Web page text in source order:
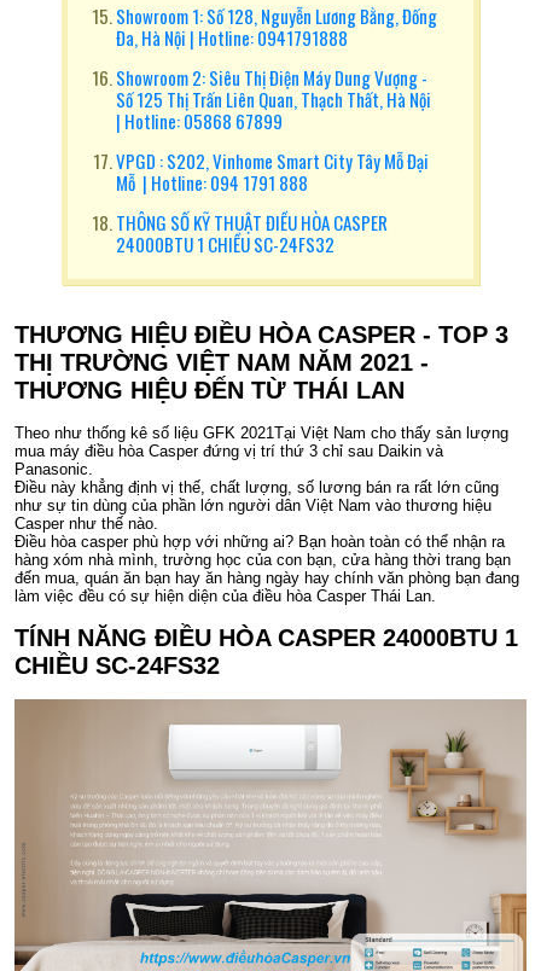
Showroom 1: Số 128, Nguyễn Lương Bằng, Đống
Đa, Hà Nội | Hotline: 0941791888
Showroom 2: Siêu Thị Điện Máy Dung Vượng -
Số 125 Thị Trấn Liên Quan, Thạch Thất, Hà Nội
| Hotline: 05868 67899
VPGD : S202, Vinhome Smart City Tây Mỗ Đại
Mỗ | Hotline: 094 1791 888
THÔNG SỐ KỸ THUẬT ĐIỀU HÒA CASPER
24000BTU 1 CHIỀU SC-24FS32
THƯƠNG HIỆU ĐIỀU HÒA CASPER - TOP 3
THỊ TRƯỜNG VIỆT NAM NĂM 2021 -
THƯƠNG HIỆU ĐẾN TỪ THÁI LAN
Theo như thống kê số liệu GFK 2021Tại Việt Nam cho thấy sản lượng
mua máy điều hòa Casper đứng vị trí thứ 3 chỉ sau Daikin và
Panasonic.
Điều này khẳng định vị thế, chất lượng, số lương bán ra rất lớn cũng
như sự tin dùng của phần lớn người dân Việt Nam vào thương hiệu
Casper như thế nào.
Điều hòa casper phù hợp với những ai? Bạn hoàn toàn có thể nhận ra
hàng xóm nhà mình, trường học của con bạn, cửa hàng thời trang bạn
đến mua, quán ăn bạn hay ăn hàng ngày hay chính văn phòng bạn đang
làm việc đều có sự hiện diện của điều hòa Casper Thái Lan.
TÍNH NĂNG ĐIỀU HÒA CASPER 24000BTU 1
CHIỀU SC-24FS32